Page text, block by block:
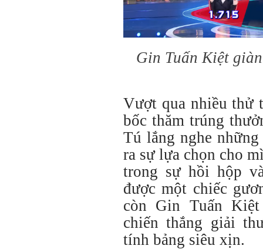
Gin Tuấn Kiệt
Vượt qua nhiều thử
bốc thăm trúng
Tú lắng nghe
ra sự lựa chọn cho
trong sự hồi hộp
đượcmột chiếc
còn Gin Tuấn
chiến thắng giải
tính bảng siêu xịn.